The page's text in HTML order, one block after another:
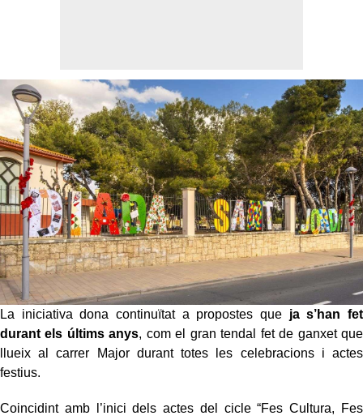
La iniciativa dona continuïtat a propostes queja s’han fet
durant els últims anys, com el gran tendal fet de ganxet que
llueix al carrer Major durant totes les celebracions i actes
festius.
Coincidint amb l’inici dels actes del cicle “Fes Cultura, Fes